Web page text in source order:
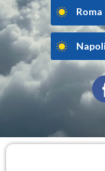
Roma
Napoli